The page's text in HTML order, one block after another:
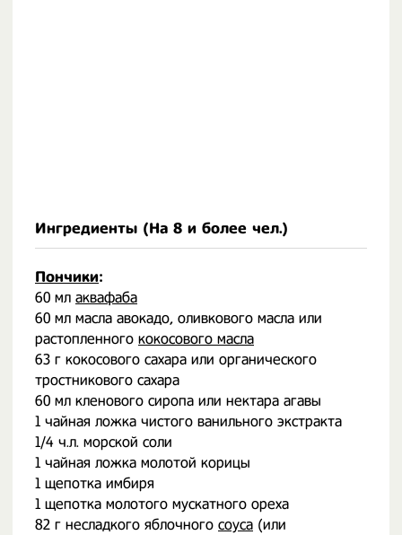
Ингредиенты (На 8 и более чел.)
Пончики:
60 мл аквафаба
60 мл масла авокадо, оливкового масла или
растопленного кокосового масла
63 г кокосового сахара или органического
тростникового сахара
60 мл кленового сиропа или нектара агавы
1 чайная ложка чистого ванильного экстракта
1/4 ч.л. морской соли
1 чайная ложка молотой корицы
1 щепотка имбиря
1 щепотка молотого мускатного ореха
82 г несладкого яблочного соуса (или